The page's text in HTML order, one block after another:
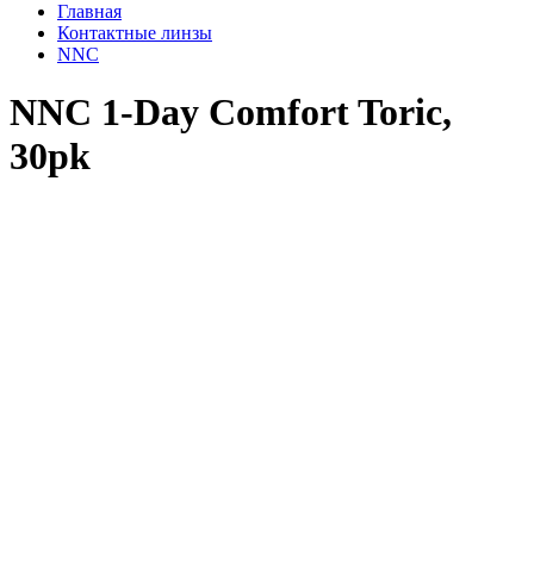
Главная
Контактные линзы
NNC
NNC 1-Day Comfort Toric,
30pk